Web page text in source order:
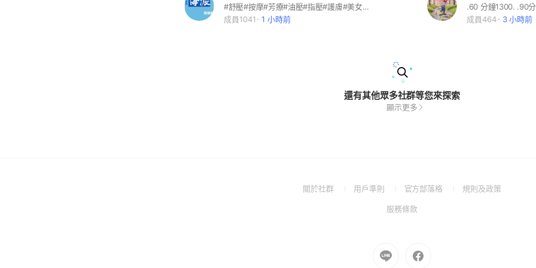
#舒壓#按摩#芳療#油壓#指壓#護膚#美女#單身#高雄
成員1041
1 小時前
成員464
3 小時前
還有其他眾多社群等您來探索
顯示更多
關於社群
(Open用戶準則
(Open
a
官方部落格
(Open規則及政策(Open
服務條款(Open
window)
Go
to
Go
to